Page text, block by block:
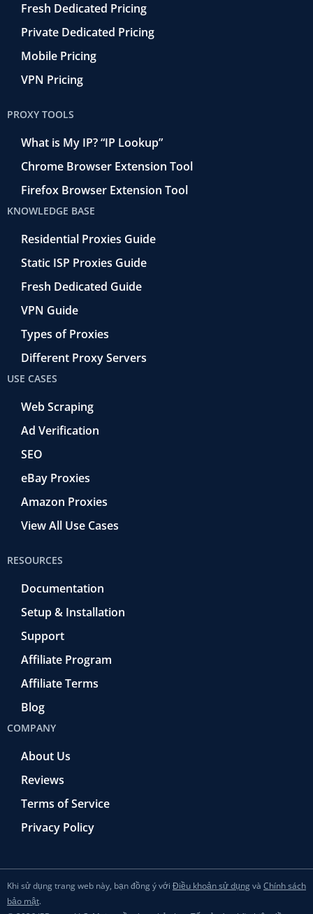
Fresh Dedicated Pricing
Private Dedicated Pricing
Mobile Pricing
VPN Pricing
PROXY TOOLS
What is My IP? “IP Lookup”
Chrome Browser Extension Tool
Firefox Browser Extension Tool
KNOWLEDGE BASE
Residential Proxies Guide
Static ISP Proxies Guide
Fresh Dedicated Guide
VPN Guide
Types of Proxies
Different Proxy Servers
USE CASES
Web Scraping
Ad Verification
SEO
eBay Proxies
Amazon Proxies
View All Use Cases
RESOURCES
Documentation
Setup & Installation
Support
Affiliate Program
Affiliate Terms
Blog
COMPANY
About Us
Reviews
Terms of Service
Privacy Policy
Khi sử dụng trang web này, bạn đồng ý với Điều khoản sử dụngvà Chính sách
bảo mật.